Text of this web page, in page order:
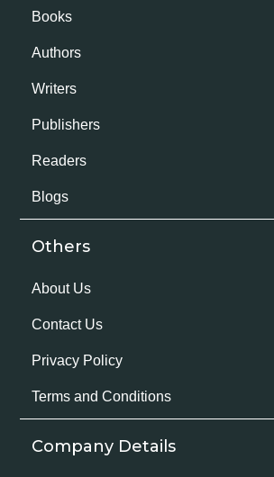
Books
Authors
Writers
Publishers
Readers
Blogs
Others
About Us
Contact Us
Privacy Policy
Terms and Conditions
Company Details